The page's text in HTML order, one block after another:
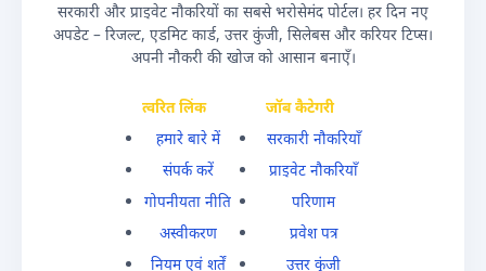
सरकारी और प्राइवेट नौकरियों का सबसे भरोसेमंद पोर्टल। हर दिन नए
अपडेट – रिजल्ट, एडमिट कार्ड, उत्तर कुंजी, सिलेबस और करियर टिप्स।
अपनी नौकरी की खोज को आसान बनाएँ।
त्वरित लिंक
हमारे बारे में
संपर्क करें
गोपनीयता नीति
अस्वीकरण
नियम एवं शर्तें
जॉब कैटेगरी
सरकारी नौकरियाँ
प्राइवेट नौकरियाँ
परिणाम
प्रवेश पत्र
उत्तर कुंजी